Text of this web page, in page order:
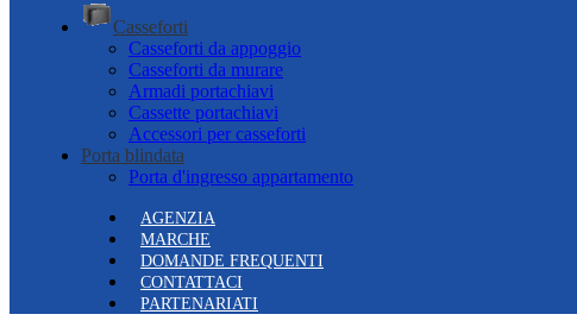
Casseforti
Casseforti da appoggio
Casseforti da murare
Armadi portachiavi
Cassette portachiavi
Accessori per casseforti
Porta blindata
Porta d'ingresso appartamento
AGENZIA
MARCHE
DOMANDE FREQUENTI
CONTATTACI
PARTENARIATI